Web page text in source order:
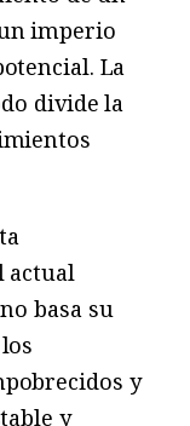
imperio
La
divide la
actual
basa su
y
y